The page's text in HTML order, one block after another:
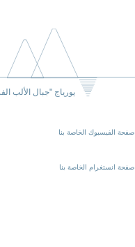
يورياج "جبال الألب
صفحة الفيسبوك الخاصة بنا
صفحة انستغرام الخاصة بنا